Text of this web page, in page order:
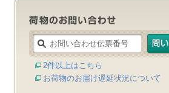
2件以上はこちら
お荷物のお届け遅延状況について